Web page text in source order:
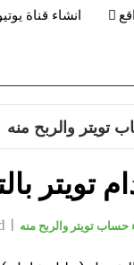
انشاء قناة
تويتر والربح منه
تويتر
حساب تويتر والربح منه